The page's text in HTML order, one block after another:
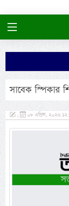
সাবেক স্পিকার
, ০৮ এপ্রিল, ২০২৬